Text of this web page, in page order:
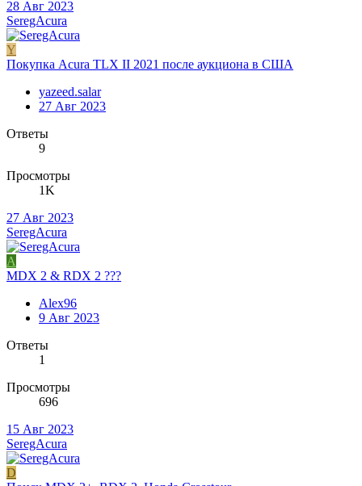
28 Авг 2023
SeregAcura
Y
Покупка Acura TLX II 2021 после аукциона в США
yazeed.salar
27 Авг 2023
Ответы
9
Просмотры
1K
27 Авг 2023
SeregAcura
A
MDX 2 & RDX 2 ???
Alex96
9 Авг 2023
Ответы
1
Просмотры
696
15 Авг 2023
SeregAcura
D